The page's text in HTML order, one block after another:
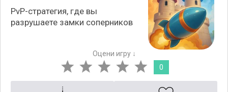
PvP-стратегия, где вы
разрушаете замки соперников
Оцени игру ↓
0